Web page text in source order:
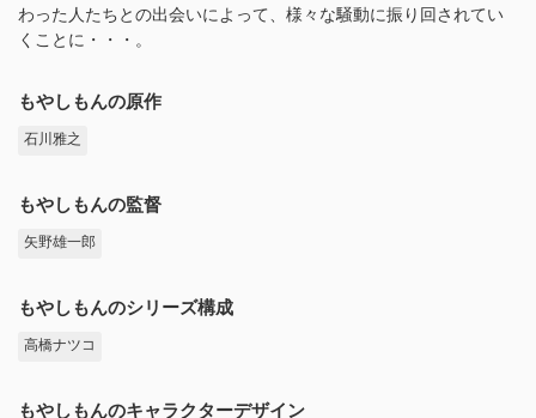
わった人たちとの出会いによって、様々な騒動に振り回されてい
くことに・・・。
もやしもんの原作
石川雅之
もやしもんの監督
矢野雄一郎
もやしもんのシリーズ構成
高橋ナツコ
もやしもんのキャラクターデザイン